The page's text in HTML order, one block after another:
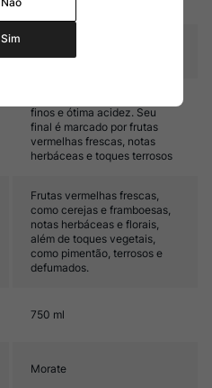
finos e ótima acidez. Seu
final é marcado por frutas
vermelhas frescas, notas
herbáceas e toques terrosos
Frutas vermelhas frescas,
como cerejas e framboesas,
notas herbáceas e florais,
além de toques vegetais,
como pimentão, terrosos e
defumados.
750 ml
Morate
Sim